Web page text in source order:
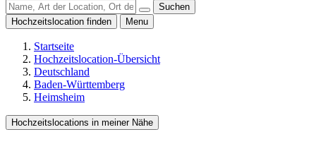
Suchen
Hochzeitslocation finden
Menu
Startseite
Hochzeitslocation-Übersicht
Deutschland
Baden-Württemberg
Heimsheim
Hochzeitslocations in meiner Nähe